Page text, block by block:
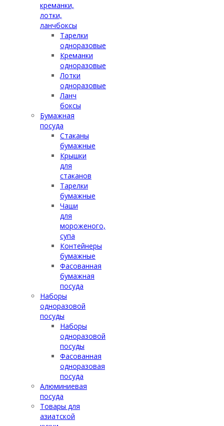
креманки,
лотки,
ланчбоксы
Тарелки
одноразовые
Креманки
одноразовые
Лотки
одноразовые
Ланч
боксы
Бумажная
посуда
Стаканы
бумажные
Крышки
для
стаканов
Тарелки
бумажные
Чаши
для
мороженого,
супа
Контейнеры
бумажные
Фасованная
бумажная
посуда
Наборы
одноразовой
посуды
Наборы
одноразовой
посуды
Фасованная
одноразовая
посуда
Алюминиевая
посуда
Товары для
азиатской